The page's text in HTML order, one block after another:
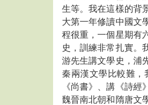
生等。我在這樣的背
大第一年修讀中國文
程很重，一個星期有
史，訓練非常扎實。
游先生講文學史，浦
秦兩漢文學比較難，
《尚書》、講《詩
魏晉南北朝和隋唐文